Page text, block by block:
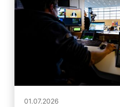
01.07.2026